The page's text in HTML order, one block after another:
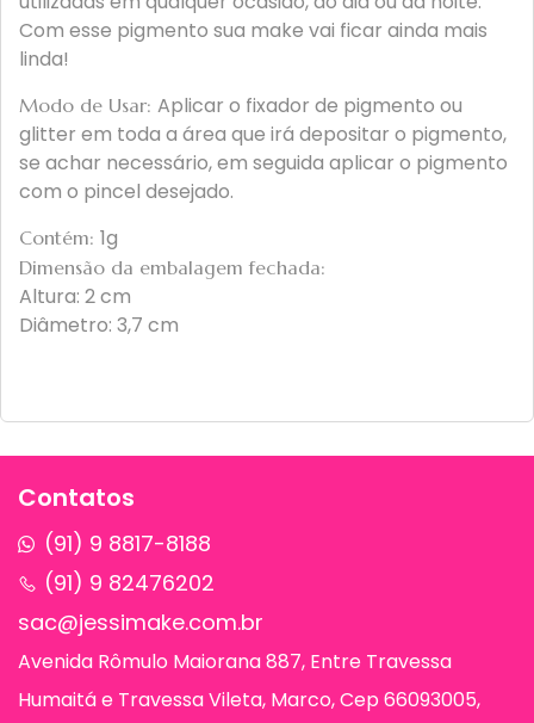
Com esse pigmento sua make vai ficar ainda mais
linda!
Modo de Usar: Aplicar o fixador de pigmento ou
glitter em toda a área que irá depositar o pigmento,
se achar necessário, em seguida aplicar o pigmento
com o pincel desejado.
Contém: 1g
Dimensão da embalagem fechada:
Altura: 2 cm
Diâmetro: 3,7 cm
Contatos
(91) 9 8817-8188
(91) 9 82476202
sac@jessimake.com.br
Avenida Rômulo Maiorana 887, Entre Travessa
Humaitá e Travessa Vileta, Marco, Cep 66093005,